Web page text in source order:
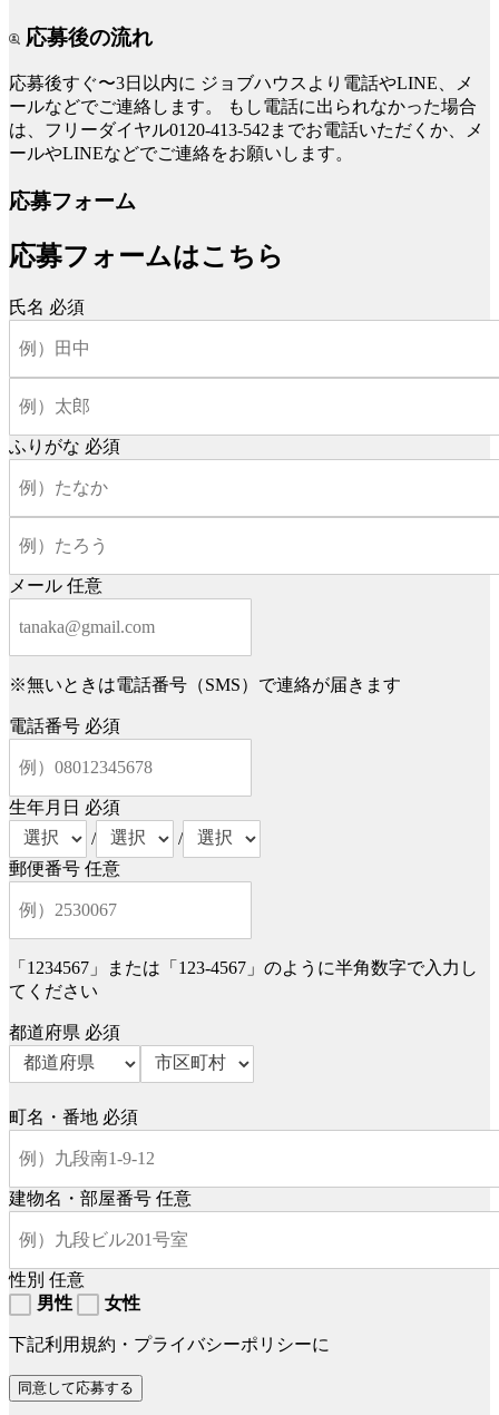
応募後の流れ
応募後すぐ〜3日以内に ジョブハウスより電話やLINE、メ
ールなどでご連絡します。
もし電話に出られなかった場合
は、フリーダイヤル0120-413-542までお電話いただくか、メ
ールやLINEなどでご連絡をお願いします。
応募フォーム
応募フォームはこちら
氏名 必須
ふりがな 必須
メール 任意
※無いときは電話番号（SMS）で連絡が届きます
電話番号 必須
生年月日 必須
/
/
郵便番号 任意
「1234567」または「123-4567」のように半角数字で入力し
てください
都道府県 必須
町名・番地 必須
建物名・部屋番号 任意
性別 任意
男性
女性
下記利用規約・プライバシーポリシーに